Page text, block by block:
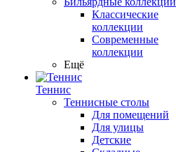
Классические
коллекции
Современные
коллекции
Ещё
Теннис
Теннисные столы
Для помещений
Для улицы
Детские